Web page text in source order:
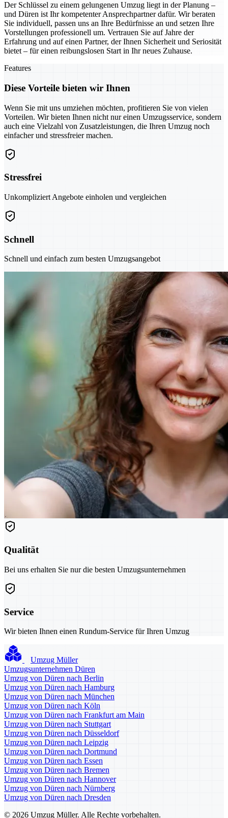
Der Schlüssel zu einem gelungenen Umzug liegt in der Planung –
und Düren ist Ihr kompetenter Ansprechpartner dafür. Wir beraten
Sie individuell, passen uns an Ihre Bedürfnisse an und setzen Ihre
Vorstellungen professionell um. Vertrauen Sie auf Jahre der
Erfahrung und auf einen Partner, der Ihnen Sicherheit und Seriosität
bietet – für einen reibungslosen Start in Ihr neues Zuhause.
Features
Diese Vorteile bieten wir Ihnen
Wenn Sie mit uns umziehen möchten, profitieren Sie von vielen
Vorteilen. Wir bieten Ihnen nicht nur einen Umzugsservice, sondern
auch eine Vielzahl von Zusatzleistungen, die Ihren Umzug noch
einfacher und stressfreier machen.
Stressfrei
Unkompliziert Angebote einholen und vergleichen
Schnell
Schnell und einfach zum besten Umzugsangebot
Qualität
Bei uns erhalten Sie nur die besten Umzugsunternehmen
Service
Wir bieten Ihnen einen Rundum-Service für Ihren Umzug
Umzug Müller
Umzugsunternehmen Düren
Umzug von Düren nach Berlin
Umzug von Düren nach Hamburg
Umzug von Düren nach München
Umzug von Düren nach Köln
Umzug von Düren nach Frankfurt am Main
Umzug von Düren nach Stuttgart
Umzug von Düren nach Düsseldorf
Umzug von Düren nach Leipzig
Umzug von Düren nach Dortmund
Umzug von Düren nach Essen
Umzug von Düren nach Bremen
Umzug von Düren nach Hannover
Umzug von Düren nach Nürnberg
Umzug von Düren nach Dresden
© 2026 Umzug Müller. Alle Rechte vorbehalten.